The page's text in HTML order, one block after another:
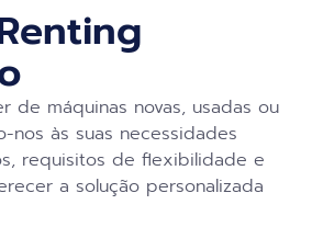
de máquinas novas, usadas ou
nos às suas necessidades
requisitos de flexibilidade e
a solução personalizada